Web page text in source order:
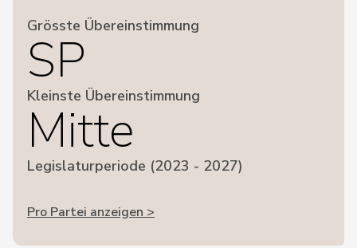
Grösste Übereinstimmung
SP
Kleinste Übereinstimmung
Mitte
Legislaturperiode (2023 - 2027)
Pro Partei anzeigen >